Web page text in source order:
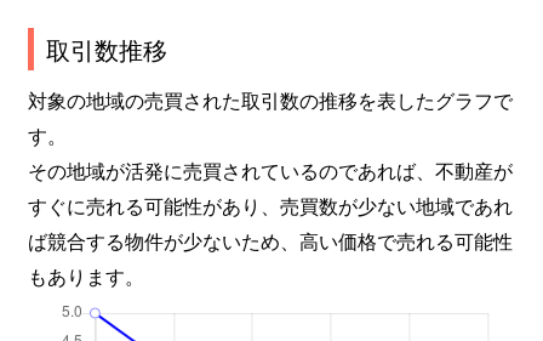
取引数推移
対象の地域の売買された取引数の推移を表したグラフで
す。
その地域が活発に売買されているのであれば、不動産が
すぐに売れる可能性があり、売買数が少ない地域であれ
ば競合する物件が少ないため、高い価格で売れる可能性
もあります。